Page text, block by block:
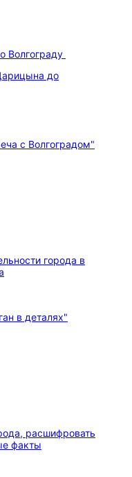
Волгограду
до
города в
расшифровать
факты